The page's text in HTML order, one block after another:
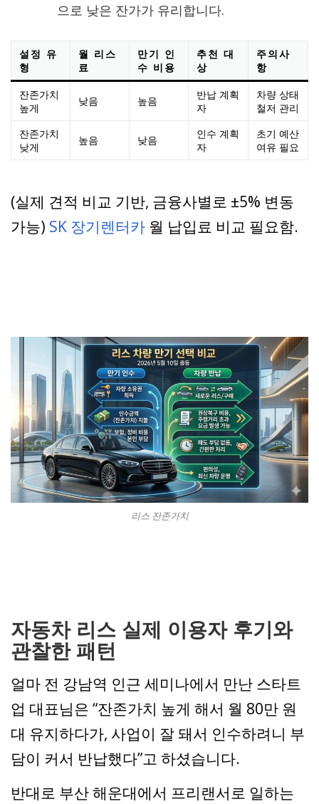
으로 낮은 잔가가 유리합니다.
설정 유
형
월 리스
료
만기 인
수 비용
추천 대
상
주의사
항
잔존가치
높게
낮음 높음
반납 계획
자
차량 상태
철저 관리
잔존가치
낮게
높음 낮음
인수 계획
자
초기 예산
여유 필요
(실제 견적 비교 기반, 금융사별로 ±5% 변동
가능) SK 장기렌터카 월 납입료 비교 필요함.
리스 잔존가치
자동차 리스 실제 이용자 후기와
관찰한 패턴
얼마 전 강남역 인근 세미나에서 만난 스타트
업 대표님은 “잔존가치 높게 해서 월 80만 원
대 유지하다가, 사업이 잘 돼서 인수하려니 부
담이 커서 반납했다”고 하셨습니다.
반대로 부산 해운대에서 프리랜서로 일하는